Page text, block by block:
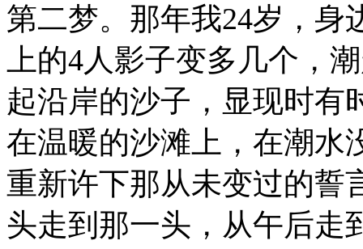
第二梦。那年我24岁，身
上的4人影子变多几个，
起沿岸的沙子，显现时有
在温暖的沙滩上，在潮水
重新许下那从未变过的誓
头走到那一头，从午后走